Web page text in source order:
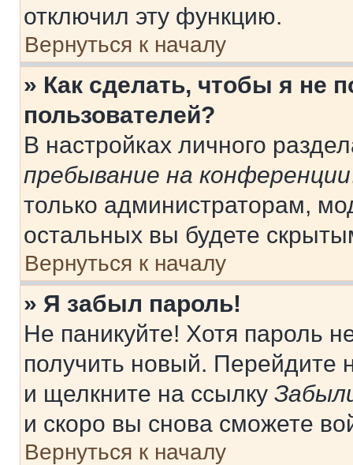
отключил эту функцию.
Вернуться к началу
» Как сделать, чтобы я не
пользователей?
В настройках личного
пребывание на конференции
только администраторам,
остальных вы будете
Вернуться к началу
» Я забыл пароль!
Не паникуйте! Хотя пароль
получить новый. Перейдите
и щелкните на ссылку
и скоро вы снова сможете
Вернуться к началу